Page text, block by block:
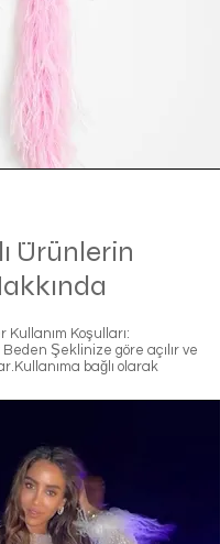
Ürünlerin
Kullanım Koşulları:
Beden Şeklinize göre açılır ve
bağlı olarak